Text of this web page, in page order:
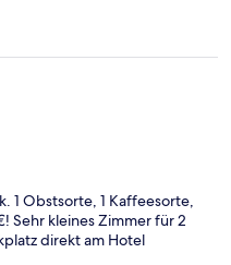
1 Obstsorte, 1 Kaffeesorte,
Sehr kleines Zimmer für 2
direkt am Hotel